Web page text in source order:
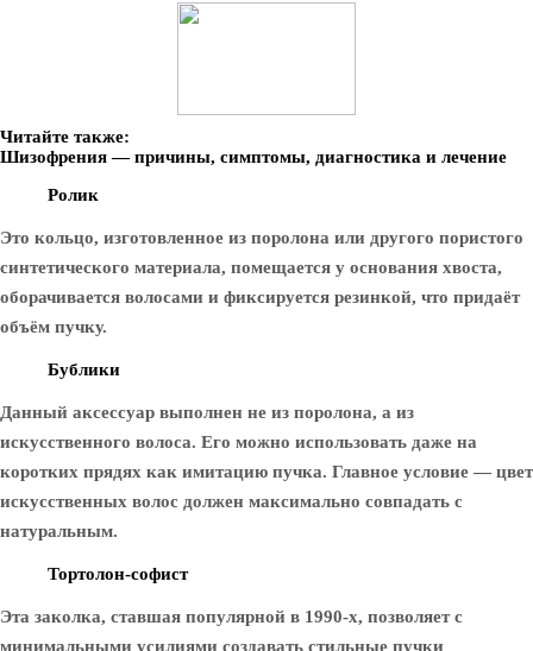
Читайте также:
Шизофрения — причины, симптомы, диагностика и лечение
Ролик
Это кольцо, изготовленное из поролона или другого пористого
синтетического материала, помещается у основания хвоста,
оборачивается волосами и фиксируется резинкой, что придаёт
объём пучку.
Бублики
Данный аксессуар выполнен не из поролона, а из
искусственного волоса. Его можно использовать даже на
коротких прядях как имитацию пучка. Главное условие — цвет
искусственных волос должен максимально совпадать с
натуральным.
Тортолон-софист
Эта заколка, ставшая популярной в 1990-х, позволяет с
минимальными усилиями создавать стильные пучки